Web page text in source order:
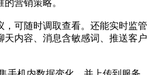
营销策略。
可随时调取查看。还能实时监管
内容、消息含敏感词、推送客户